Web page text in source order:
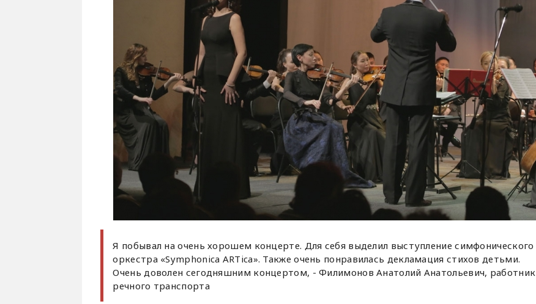
Я побывал на очень хорошем концерте. Для себя выделил выступление симфонического
оркестра «Symphonica ARTica». Также очень понравилась декламация стихов детьми.
Очень доволен сегодняшним концертом, - Филимонов Анатолий Анатольевич, работник
речного транспорта